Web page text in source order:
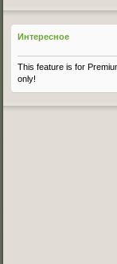
Интересное
This feature is for
only!